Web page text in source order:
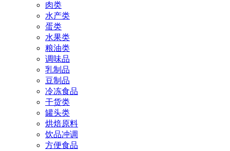
肉类
水产类
蛋类
水果类
粮油类
调味品
乳制品
豆制品
冷冻食品
干货类
罐头类
烘焙原料
饮品冲调
方便食品